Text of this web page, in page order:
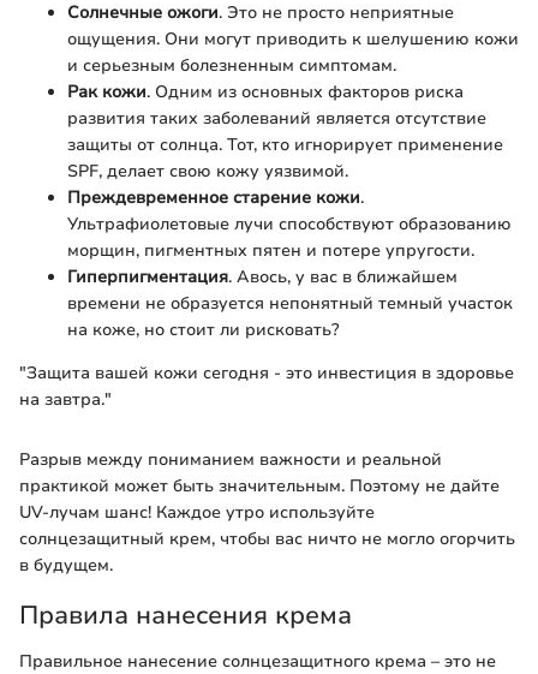
Солнечные ожоги. Это не просто неприятные
ощущения. Они могут приводить к шелушению кожи
и серьезным болезненным симптомам.
Рак кожи. Одним из основных факторов риска
развития таких заболеваний является отсутствие
защиты от солнца. Тот, кто игнорирует применение
SPF, делает свою кожу уязвимой.
Преждевременное старение кожи.
Ультрафиолетовые лучи способствуют образованию
морщин, пигментных пятен и потере упругости.
Гиперпигментация. Авось, у вас в ближайшем
времени не образуется непонятный темный участок
на коже, но стоит ли рисковать?
"Защита вашей кожи сегодня - это инвестиция в здоровье
на завтра."
Разрыв между пониманием важности и реальной
практикой может быть значительным. Поэтому не дайте
UV-лучам шанс! Каждое утро используйте
солнцезащитный крем, чтобы вас ничто не могло огорчить
в будущем.
Правила нанесения крема
Правильное нанесение солнцезащитного крема – это не